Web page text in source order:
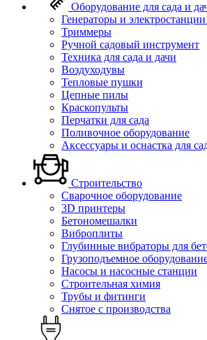
Оборудование для сада и
Генераторы и
Триммеры
Ручной садовый инструмент
Техника для сада и дачи
Воздуходувы
Тепловые пушки
Цепные пилы
Краскопульты
Перчатки для сада
Поливочное оборудование
Аксессуары и оснастка для
Строительство
Сварочное оборудование
3D принтеры
Бетономешалки
Виброплиты
Глубинные вибраторы для
Грузоподъемное
Насосы и насосные станции
Строительная химия
Трубы и фитинги
Снятое с производства